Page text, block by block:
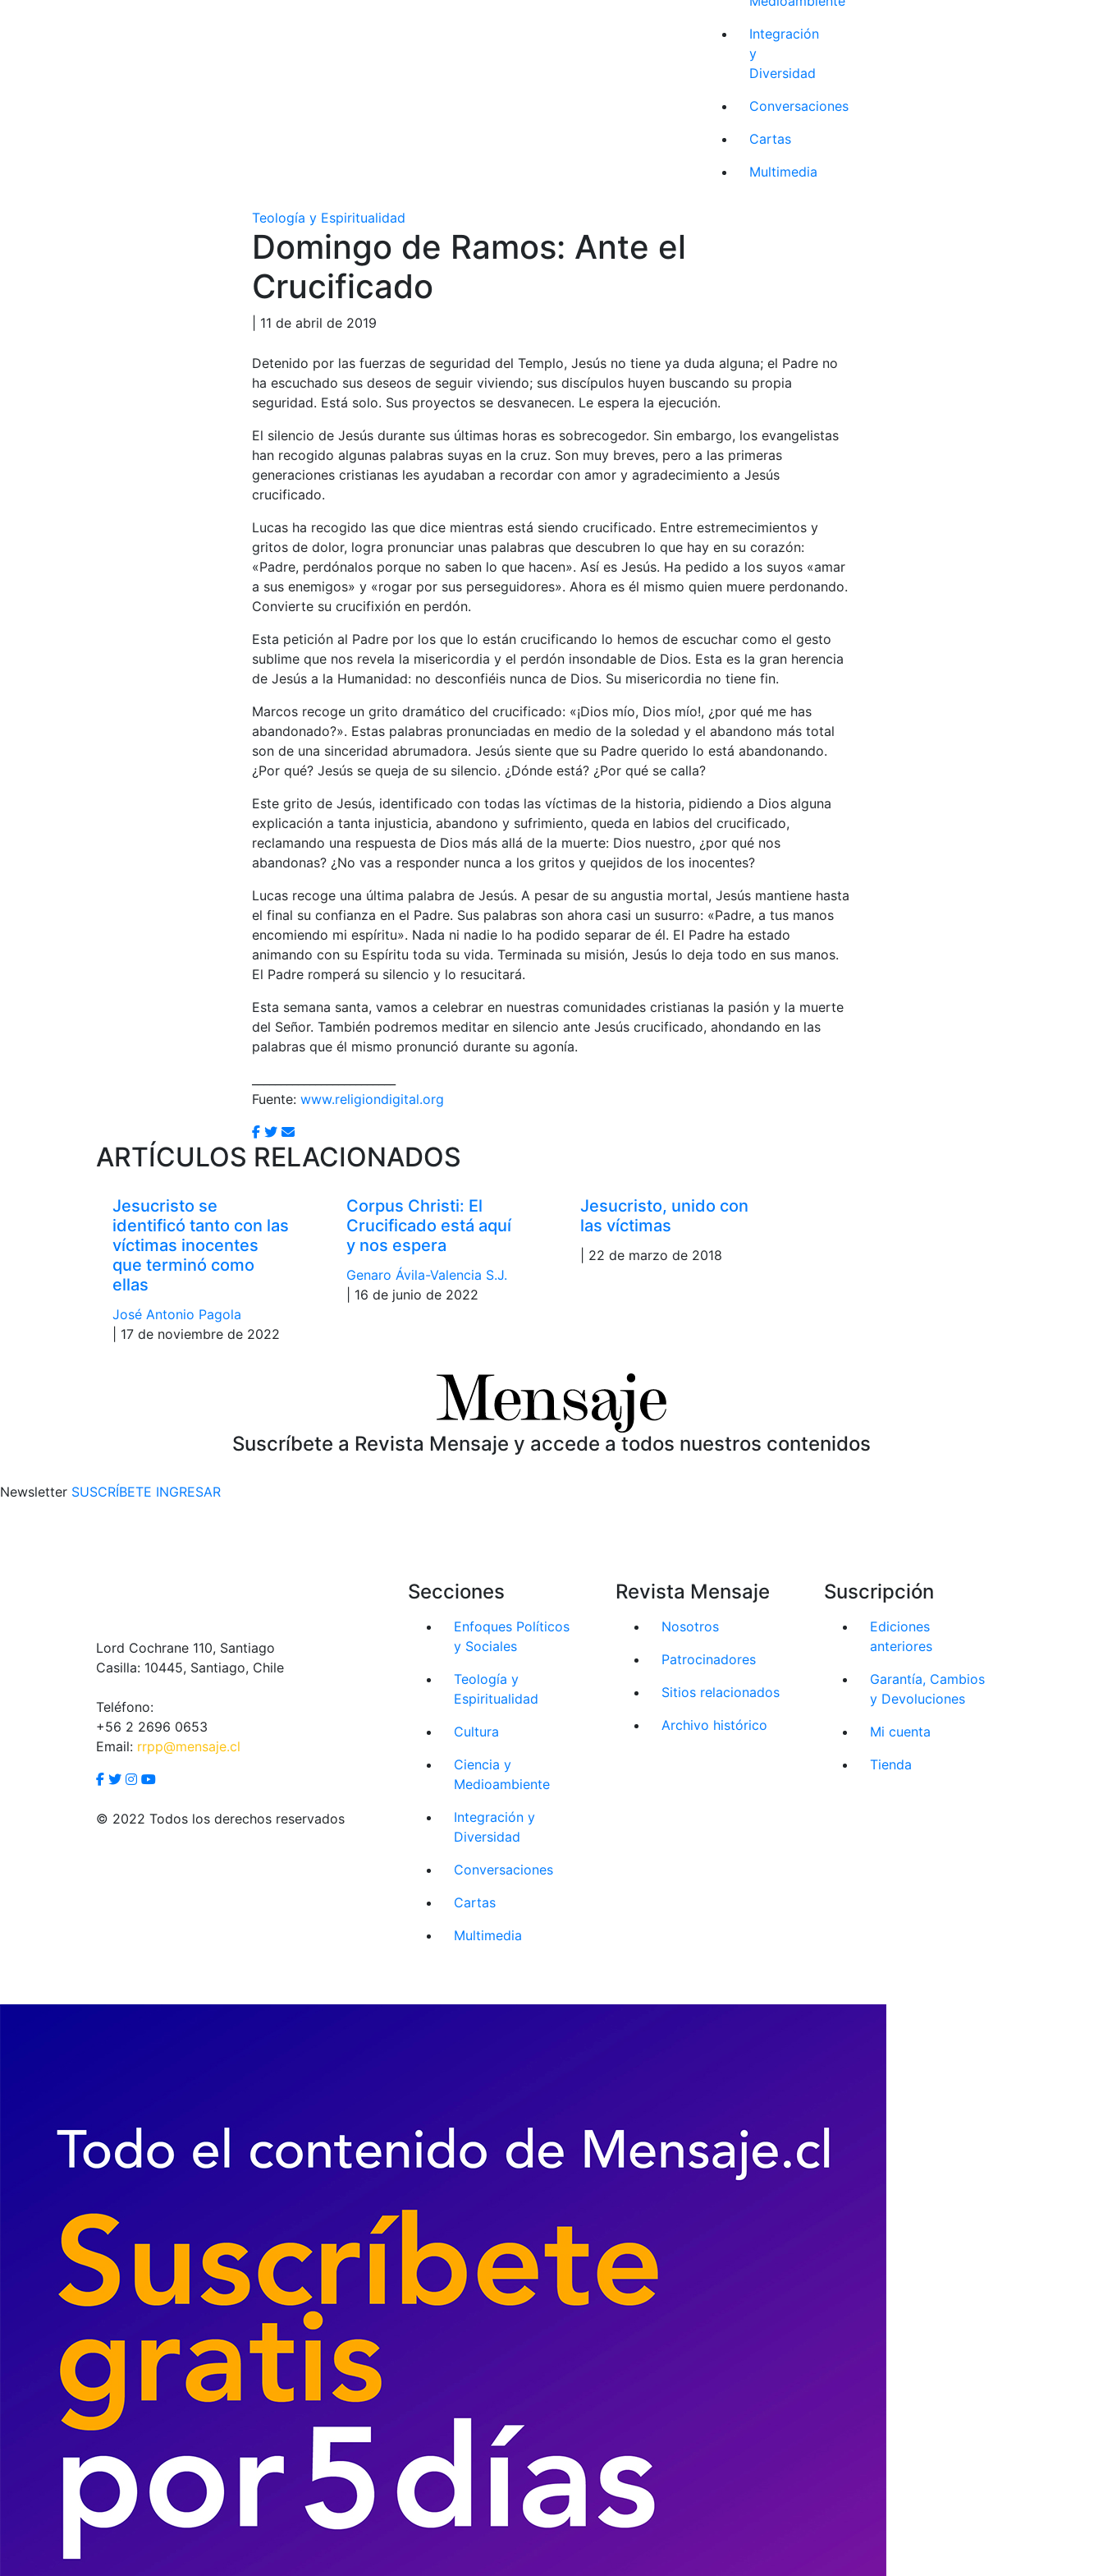
Integración
y
Diversidad
Conversaciones
Cartas
Multimedia
Teología y Espiritualidad
Domingo de Ramos: Ante el
Crucificado
| 11 de abril de 2019
Detenido por las fuerzas de seguridad del Templo, Jesús no tiene ya duda alguna; el Padre no
ha escuchado sus deseos de seguir viviendo; sus discípulos huyen buscando su propia
seguridad. Está solo. Sus proyectos se desvanecen. Le espera la ejecución.
El silencio de Jesús durante sus últimas horas es sobrecogedor. Sin embargo, los evangelistas
han recogido algunas palabras suyas en la cruz. Son muy breves, pero a las primeras
generaciones cristianas les ayudaban a recordar con amor y agradecimiento a Jesús
crucificado.
Lucas ha recogido las que dice mientras está siendo crucificado. Entre estremecimientos y
gritos de dolor, logra pronunciar unas palabras que descubren lo que hay en su corazón:
«Padre, perdónalos porque no saben lo que hacen». Así es Jesús. Ha pedido a los suyos «amar
a sus enemigos» y «rogar por sus perseguidores». Ahora es él mismo quien muere perdonando.
Convierte su crucifixión en perdón.
Esta petición al Padre por los que lo están crucificando lo hemos de escuchar como el gesto
sublime que nos revela la misericordia y el perdón insondable de Dios. Esta es la gran herencia
de Jesús a la Humanidad: no desconfiéis nunca de Dios. Su misericordia no tiene fin.
Marcos recoge un grito dramático del crucificado: «¡Dios mío, Dios mío!, ¿por qué me has
abandonado?». Estas palabras pronunciadas en medio de la soledad y el abandono más total
son de una sinceridad abrumadora. Jesús siente que su Padre querido lo está abandonando.
¿Por qué? Jesús se queja de su silencio. ¿Dónde está? ¿Por qué se calla?
Este grito de Jesús, identificado con todas las víctimas de la historia, pidiendo a Dios alguna
explicación a tanta injusticia, abandono y sufrimiento, queda en labios del crucificado,
reclamando una respuesta de Dios más allá de la muerte: Dios nuestro, ¿por qué nos
abandonas? ¿No vas a responder nunca a los gritos y quejidos de los inocentes?
Lucas recoge una última palabra de Jesús. A pesar de su angustia mortal, Jesús mantiene hasta
el final su confianza en el Padre. Sus palabras son ahora casi un susurro: «Padre, a tus manos
encomiendo mi espíritu». Nada ni nadie lo ha podido separar de él. El Padre ha estado
animando con su Espíritu toda su vida. Terminada su misión, Jesús lo deja todo en sus manos.
El Padre romperá su silencio y lo resucitará.
Esta semana santa, vamos a celebrar en nuestras comunidades cristianas la pasión y la muerte
del Señor. También podremos meditar en silencio ante Jesús crucificado, ahondando en las
palabras que él mismo pronunció durante su agonía.
Fuente: www.religiondigital.org
ARTÍCULOS RELACIONADOS
Jesucristo se
identificó tanto con las
víctimas inocentes
que terminó como
ellas
José Antonio Pagola
| 17 de noviembre de 2022
Corpus Christi: El
Crucificado está aquí
y nos espera
Genaro Ávila-Valencia S.J.
| 16 de junio de 2022
Jesucristo, unido con
las víctimas
| 22 de marzo de 2018
Suscríbete a Revista Mensaje y accede a todos nuestros contenidos
Newsletter SUSCRÍBETE INGRESAR
Lord Cochrane 110, Santiago
Casilla: 10445, Santiago, Chile
Teléfono:
+56 2 2696 0653
Email: rrpp@mensaje.cl
© 2022 Todos los derechos reservados
Secciones
Enfoques Políticos
y Sociales
Teología y
Espiritualidad
Cultura
Ciencia y
Medioambiente
Integración y
Diversidad
Conversaciones
Cartas
Multimedia
Revista Mensaje
Nosotros
Patrocinadores
Sitios relacionados
Archivo histórico
Suscripción
Ediciones
anteriores
Garantía, Cambios
y Devoluciones
Mi cuenta
Tienda